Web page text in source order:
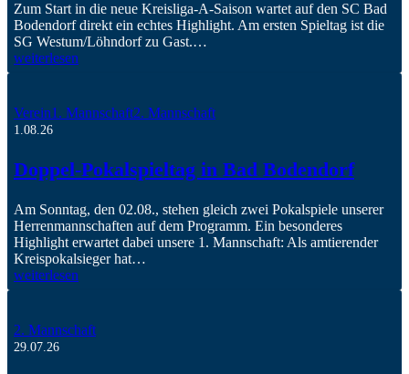
Zum Start in die neue Kreisliga-A-Saison wartet auf den SC Bad
Bodendorf direkt ein echtes Highlight. Am ersten Spieltag ist die
SG Westum/Löhndorf zu Gast.…
weiterlesen
Verein1. Mannschaft2. Mannschaft
1.08.26
Doppel-Pokalspieltag in Bad Bodendorf
Am Sonntag, den 02.08., stehen gleich zwei Pokalspiele unserer
Herrenmannschaften auf dem Programm. Ein besonderes
Highlight erwartet dabei unsere 1. Mannschaft: Als amtierender
Kreispokalsieger hat…
weiterlesen
2. Mannschaft
29.07.26